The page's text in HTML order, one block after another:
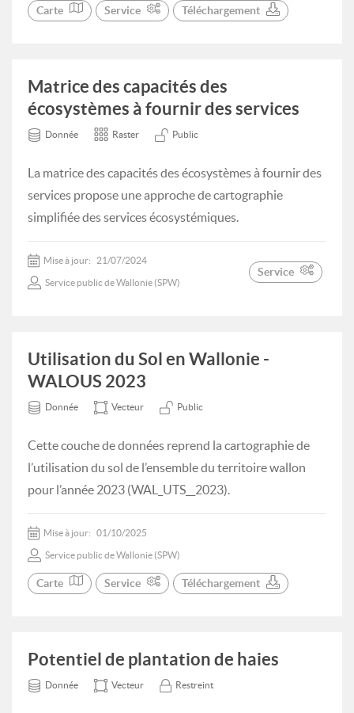
Carte Service Téléchargement
Matrice des capacités des
écosystèmes à fournir des services
Donnée Raster Public
La matrice des capacités des écosystèmes à fournir des
services propose une approche de cartographie
simplifiée des services écosystémiques.
Mise à jour: 21/07/2024
Service public de Wallonie (SPW)
Service
Utilisation du Sol en Wallonie -
WALOUS 2023
Donnée Vecteur Public
Cette couche de données reprend la cartographie de
l’utilisation du sol de l’ensemble du territoire wallon
pour l’année 2023 (WAL_UTS__2023).
Mise à jour: 01/10/2025
Service public de Wallonie (SPW)
Carte Service Téléchargement
Potentiel de plantation de haies
Donnée Vecteur Restreint